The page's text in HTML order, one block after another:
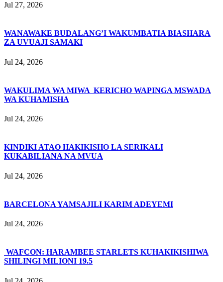
Jul 27, 2026
WANAWAKE BUDALANG’I WAKUMBATIA BIASHARA
ZA UVUAJI SAMAKI
Jul 24, 2026
WAKULIMA WA MIWA KERICHO WAPINGA MSWADA
WA KUHAMISHA
Jul 24, 2026
KINDIKI ATAO HAKIKISHO LA SERIKALI
KUKABILIANA NA MVUA
Jul 24, 2026
BARCELONA YAMSAJILI KARIM ADEYEMI
Jul 24, 2026
WAFCON: HARAMBEE STARLETS KUHAKIKISHIWA
SHILINGI MILIONI 19.5